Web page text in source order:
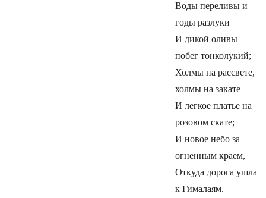
Воды переливы и
годы разлуки
И дикой оливы
побег тонколукий;
Холмы на рассвете,
холмы на закате
И легкое платье на
розовом скате;
И новое небо за
огненным краем,
Откуда дорога ушла
к Гималаям.